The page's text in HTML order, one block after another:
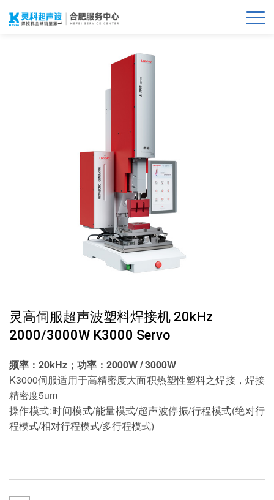
灵高伺服超声波塑料焊接机 20kHz
2000/3000W K3000 Servo
频率：20kHz；功率：2000W / 3000W
K3000伺服适用于高精密度大面积热塑性塑料之焊接，焊接
精密度5um
操作模式:时间模式/能量模式/超声波停振/行程模式(绝对行
程模式/相对行程模式/多行程模式)